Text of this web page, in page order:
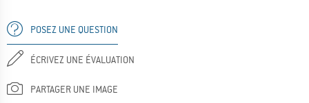
POSEZ UNE QUESTION
ÉCRIVEZ UNE ÉVALUATION
PARTAGER UNE IMAGE